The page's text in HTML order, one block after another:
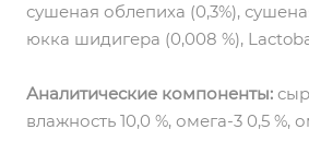
сушеная облепиха (0,3%),
юкка шидигера (0,008 %),
Аналитические компоненты:
влажность 10,0 %, омега-3 0,5 %,